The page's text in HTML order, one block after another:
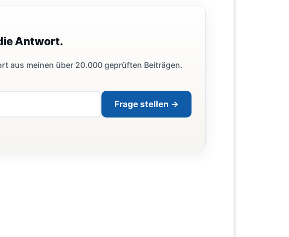
Antwort.
aus meinen über 20.000 geprüften Beiträgen.
Frage stellen →